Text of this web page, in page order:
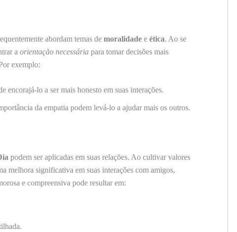
abordam temas de moralidade e ética. Ao se
a orientação necessária para tomar decisões mais
exemplo:
encorajá-lo a ser mais honesto em suas interações.
da empatia podem levá-lo a ajudar mais os outros.
podem ser aplicadas em suas relações. Ao cultivar valores
melhora significativa em suas interações com amigos,
e compreensiva pode resultar em: